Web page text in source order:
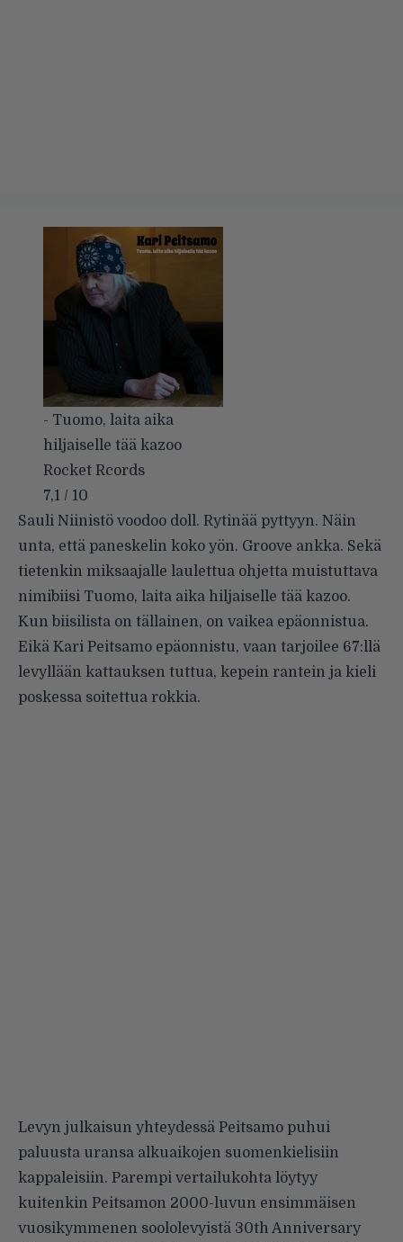
- Tuomo, laita aika
hiljaiselle tää kazoo
Rocket Rcords
7,1 / 10
Sauli Niinistö voodoo doll. Rytinää pyttyyn. Näin
unta, että paneskelin koko yön. Groove ankka. Sekä
tietenkin miksaajalle laulettua ohjetta muistuttava
nimibiisi Tuomo, laita aika hiljaiselle tää kazoo.
Kun biisilista on tällainen, on vaikea epäonnistua.
Eikä Kari Peitsamo epäonnistu, vaan tarjoilee 67:llä
levyllään kattauksen tuttua, kepein rantein ja kieli
poskessa soitettua rokkia.
Levyn julkaisun yhteydessä Peitsamo puhui
paluusta uransa alkuaikojen suomenkielisiin
kappaleisiin. Parempi vertailukohta löytyy
kuitenkin Peitsamon 2000-luvun ensimmäisen
vuosikymmenen soololevyistä 30th Anniversary